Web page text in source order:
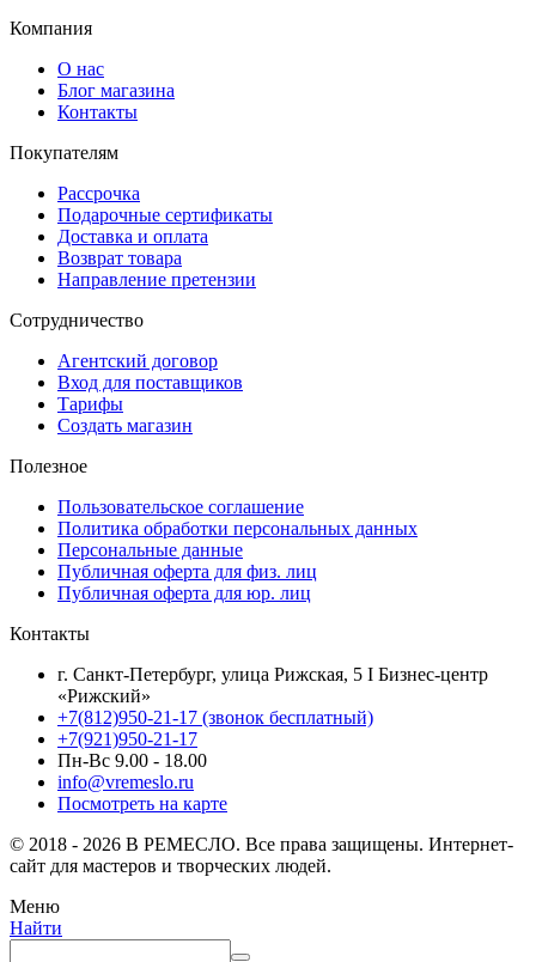
Компания
О нас
Блог магазина
Контакты
Покупателям
Рассрочка
Подарочные сертификаты
Доставка и оплата
Возврат товара
Направление претензии
Сотрудничество
Агентский договор
Вход для поставщиков
Тарифы
Создать магазин
Полезное
Пользовательское соглашение
Политика обработки персональных данных
Персональные данные
Публичная оферта для физ. лиц
Публичная оферта для юр. лиц
Контакты
г. Санкт-Петербург, улица Рижская, 5 I Бизнес-центр
«Рижский»
+7(812)950-21-17 (звонок бесплатный)
+7(921)950-21-17
Пн-Вс 9.00 - 18.00
info@vremeslo.ru
Посмотреть на карте
© 2018 - 2026 В РЕМЕСЛО. Все права защищены. Интернет-
сайт для мастеров и творческих людей.
Меню
Найти